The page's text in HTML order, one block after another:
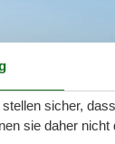
sicher,
sie daher nicht